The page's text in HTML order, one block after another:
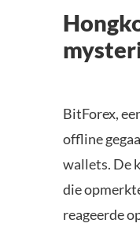
BitForex,
offline
wallets. De
die
reageerde